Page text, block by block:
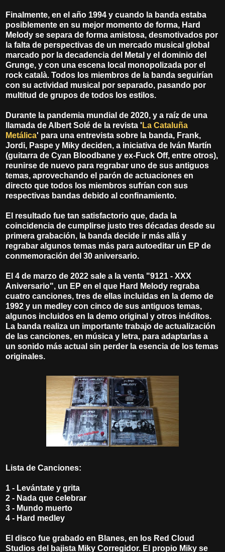
Finalmente, en el año 1994 y cuando la banda estaba
posiblemente en su mejor momento de forma, Hard
Melody se separa de forma amistosa, desmotivados por
la falta de perspectivas de un mercado musical global
marcado por la decadencia del Metal y el dominio del
Grunge, y con una escena local monopolizada por el
rock català. Todos los miembros de la banda seguirían
con su actividad musical por separado, pasando por
multitud de grupos de todos los estilos.
Durante la pandemia mundial de 2020, y a raíz de una
llamada de Albert Solé de la revista ' La Cataluña
Metálica' para una entrevista sobre la banda, Frank,
Jordi, Paspe y Miky deciden, a iniciativa de Iván Martín
(guitarra de Cyan Bloodbane y ex-Fuck Off, entre otros),
reunirse de nuevo para regrabar uno de sus antiguos
temas, aprovechando el parón de actuaciones en
directo que todos los miembros sufrían con sus
respectivas bandas debido al confinamiento.
El resultado fue tan satisfactorio que, dada la
coincidencia de cumplirse justo tres décadas desde su
primera grabación, la banda decide ir más allá y
regrabar algunos temas más para autoeditar un EP de
conmemoración del 30 aniversario.
El 4 de marzo de 2022 sale a la venta "9121 - XXX
Aniversario", un EP en el que Hard Melody regraba
cuatro canciones, tres de ellas incluidas en la demo de
1992 y un medley con cinco de sus antiguos temas,
algunos incluidos en la demo original y otros inéditos.
La banda realiza un importante trabajo de actualización
de las canciones, en música y letra, para adaptarlas a
un sonido más actual sin perder la esencia de los temas
originales.
Lista de Canciones:
1 - Levántate y grita
2 - Nada que celebrar
3 - Mundo muerto
4 - Hard medley
El disco fue grabado en Blanes, en los Red Cloud
Studios del bajista Miky Corregidor. El propio Miky se